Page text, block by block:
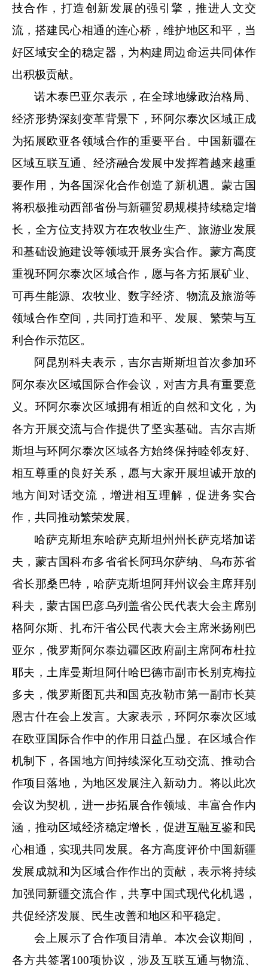
技合作，打造创新发展的强引擎，推进人文交
流，搭建民心相通的连心桥，维护地区和平，当
好区域安全的稳定器，为构建周边命运共同体作
出积极贡献。
诺木泰巴亚尔表示，在全球地缘政治格局、
经济形势深刻变革背景下，环阿尔泰次区域正成
为拓展欧亚各领域合作的重要平台。中国新疆在
区域互联互通、经济融合发展中发挥着越来越重
要作用，为各国深化合作创造了新机遇。蒙古国
将积极推动西部省份与新疆贸易规模持续稳定增
长，全方位支持双方在农牧业生产、旅游业发展
和基础设施建设等领域开展务实合作。蒙方高度
重视环阿尔泰次区域合作，愿与各方拓展矿业、
可再生能源、农牧业、数字经济、物流及旅游等
领域合作空间，共同打造和平、发展、繁荣与互
利合作示范区。
阿昆别科夫表示，吉尔吉斯斯坦首次参加环
阿尔泰次区域国际合作会议，对吉方具有重要意
义。环阿尔泰次区域拥有相近的自然和文化，为
各方开展交流与合作提供了坚实基础。吉尔吉斯
斯坦与环阿尔泰次区域各方始终保持睦邻友好、
相互尊重的良好关系，愿与大家开展坦诚开放的
地方间对话交流，增进相互理解，促进务实合
作，共同推动繁荣发展。
哈萨克斯坦东哈萨克斯坦州州长萨克塔加诺
夫，蒙古国科布多省省长阿玛尔萨纳、乌布苏省
省长那桑巴特，哈萨克斯坦阿拜州议会主席拜别
科夫，蒙古国巴彦乌列盖省公民代表大会主席别
格阿尔斯、扎布汗省公民代表大会主席米扬刚巴
亚尔，俄罗斯阿尔泰边疆区政府副主席阿布杜拉
耶夫，土库曼斯坦阿什哈巴德市副市长别克梅拉
多夫，俄罗斯图瓦共和国克孜勒市第一副市长莫
恩古什在会上发言。大家表示，环阿尔泰次区域
在欧亚国际合作中的作用日益凸显。在区域合作
机制下，各国地方间持续深化互动交流、推动合
作项目落地，为地区发展注入新动力。将以此次
会议为契机，进一步拓展合作领域、丰富合作内
涵，推动区域经济稳定增长，促进互融互鉴和民
心相通，实现共同发展。各方高度评价中国新疆
发展成就和为区域合作作出的贡献，表示将持续
加强同新疆交流合作，共享中国式现代化机遇，
共促经济发展、民生改善和地区和平稳定。
会上展示了合作项目清单。本次会议期间，
各方共签署100项协议，涉及互联互通与物流、